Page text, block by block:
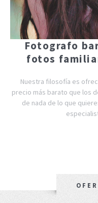
Fotografo
fotos
Nuestra filosofía es
precio más barato que los
de nada de lo que